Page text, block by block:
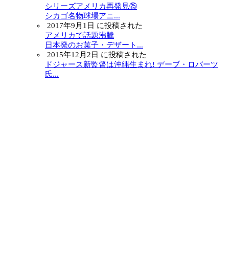
シリーズアメリカ再発見㉕
シカゴ名物球場アニ...
2017年9月1日 に投稿された
アメリカで話題沸騰
日本発のお菓子・デザート...
2015年12月2日 に投稿された
ドジャース新監督は沖縄生まれ! デーブ・ロバーツ
氏...